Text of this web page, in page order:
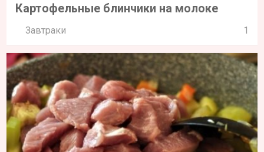
Картофельные блинчики на молоке
Завтраки 1